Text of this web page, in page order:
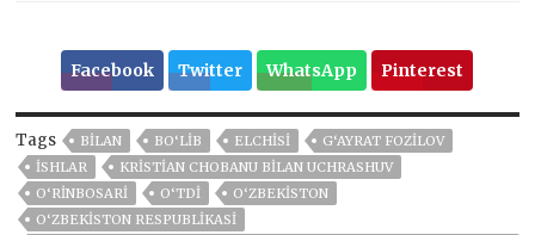
Facebook Twitter WhatsApp Pinterest
Tags BILAN BO‘LIB ELCHISI
G‘AYRAT FOZILOV
ISHLAR
KRISTIAN CHOBANU BILAN UCHRASHUV
O‘RINBOSARI
O‘TDI
O‘ZBEKISTON
O‘ZBEKISTON RESPUBLIKASI